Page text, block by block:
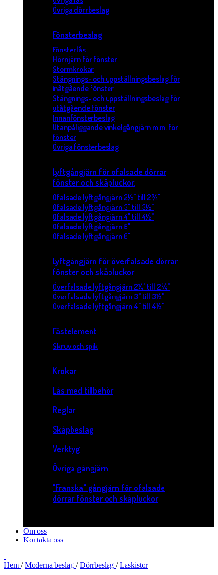
Övriga dörrbeslag
Fönsterbeslag
Fönsterlås
Hörnjärn för fönster
Stormkrokar
Stängnings- och uppställningsbeslag för
inåtgående fönster
Stängnings- och uppställningsbeslag för
utåtgående fönster
Innanfönsterbeslag
Utanpåliggande vinkelgångjärn m.m. för
fönster
Övriga fönsterbeslag
Lyftgångjärn för ofalsade dörrar
fönster och skåpluckor.
Ofalsade lyftgångjärn 2½" till 2¾"
Ofalsade lyftgångjärn 3" till 3½"
Ofalsade lyftgångjärn 4" till 4½"
Ofalsade lyftgångjärn 5"
Ofalsade lyftgångjärn 6"
Lyftgångjärn för överfalsade dörrar
fönster och skåpluckor
Överfalsade lyftgångjärn 2¼" till 2¾"
Överfalsade lyftgångjärn 3" till 3½"
Överfalsade lyftgångjärn 4" till 4½"
Fästelement
Skruv och spik
Krokar
Lås med tillbehör
Reglar
Skåpbeslag
Verktyg
Övriga gångjärn
"Franska" gångjärn för ofalsade
dörrar fönster och skåpluckor
Om oss
Kontakta oss
Hem / Moderna beslag / Dörrbeslag / Låskistor